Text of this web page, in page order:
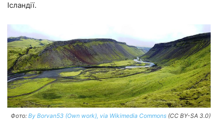
Ісландії.
Фото: By Borvan53 (Own work), via Wikimedia Commons (CC BY-SA 3.0)